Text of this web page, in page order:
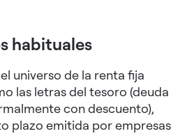
habituales
universo de la renta fija
las letras del tesoro (deuda
con descuento),
plazo emitida por empresas